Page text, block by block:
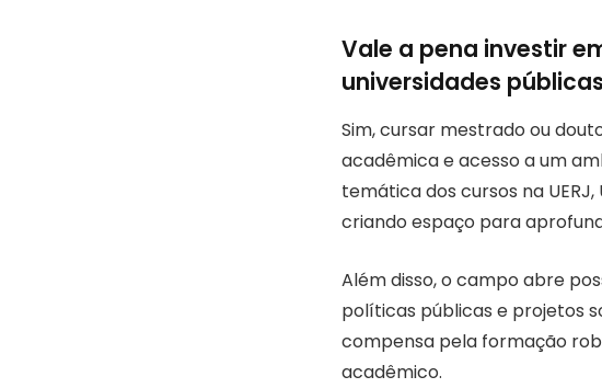
Vale a pena investir
universidades
Sim, cursar mestrado ou
acadêmica e acesso a um
temática dos cursos na
criando espaço para
Além disso, o campo abre
políticas públicas e projetos
compensa pela formação
acadêmico.